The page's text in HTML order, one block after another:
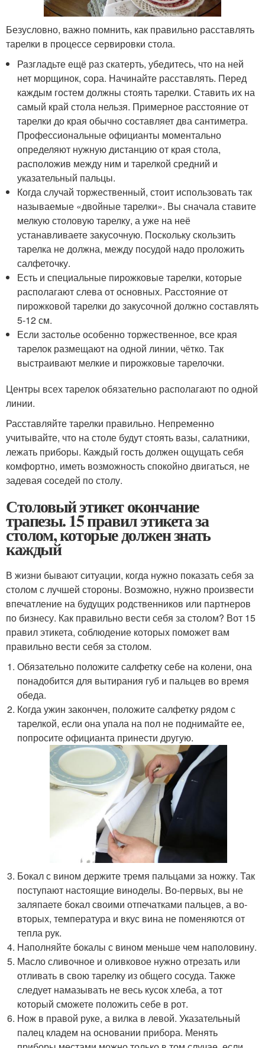
Безусловно, важно помнить, как правильно расставлять
тарелки в процессе сервировки стола.
Разгладьте ещё раз скатерть, убедитесь, что на ней
нет морщинок, сора. Начинайте расставлять. Перед
каждым гостем должны стоять тарелки. Ставить их на
самый край стола нельзя. Примерное расстояние от
тарелки до края обычно составляет два сантиметра.
Профессиональные официанты моментально
определяют нужную дистанцию от края стола,
расположив между ним и тарелкой средний и
указательный пальцы.
Когда случай торжественный, стоит использовать так
называемые «двойные тарелки». Вы сначала ставите
мелкую столовую тарелку, а уже на неё
устанавливаете закусочную. Поскольку скользить
тарелка не должна, между посудой надо проложить
салфеточку.
Есть и специальные пирожковые тарелки, которые
располагают слева от основных. Расстояние от
пирожковой тарелки до закусочной должно составлять
5-12 см.
Если застолье особенно торжественное, все края
тарелок размещают на одной линии, чётко. Так
выстраивают мелкие и пирожковые тарелочки.
Центры всех тарелок обязательно располагают по одной
линии.
Расставляйте тарелки правильно. Непременно
учитывайте, что на столе будут стоять вазы, салатники,
лежать приборы. Каждый гость должен ощущать себя
комфортно, иметь возможность спокойно двигаться, не
задевая соседей по столу.
Столовый этикет окончание
трапезы. 15 правил этикета за
столом, которые должен знать
каждый
В жизни бывают ситуации, когда нужно показать себя за
столом с лучшей стороны. Возможно, нужно произвести
впечатление на будущих родственников или партнеров
по бизнесу. Как правильно вести себя за столом? Вот 15
правил этикета, соблюдение которых поможет вам
правильно вести себя за столом.
Обязательно положите салфетку себе на колени, она
понадобится для вытирания губ и пальцев во время
обеда.
Когда ужин закончен, положите салфетку рядом с
тарелкой, если она упала на пол не поднимайте ее,
попросите официанта принести другую.
Бокал с вином держите тремя пальцами за ножку. Так
поступают настоящие виноделы. Во-первых, вы не
заляпаете бокал своими отпечатками пальцев, а во-
вторых, температура и вкус вина не поменяются от
тепла рук.
Наполняйте бокалы с вином меньше чем наполовину.
Масло сливочное и оливковое нужно отрезать или
отливать в свою тарелку из общего сосуда. Также
следует намазывать не весь кусок хлеба, а тот
который сможете положить себе в рот.
Нож в правой руке, а вилка в левой. Указательный
палец кладем на основании прибора. Менять